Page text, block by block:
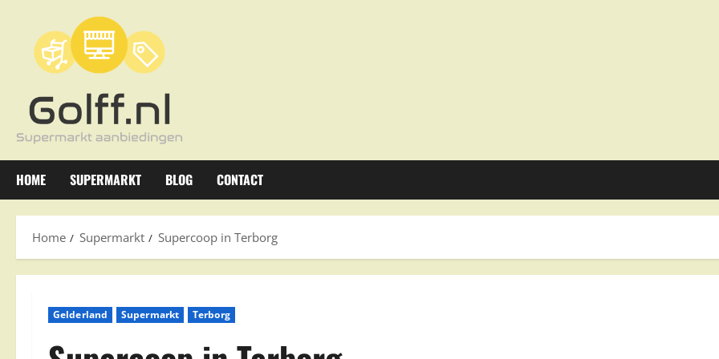
inhoud
HOME SUPERMARKT BLOG CONTACT
Home Supermarkt Supercoop in Terborg
Gelderland Supermarkt Terborg